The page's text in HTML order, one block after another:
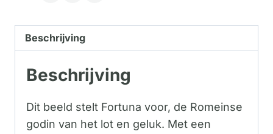
Beschrijving
Beschrijving
Dit beeld stelt Fortuna voor, de Romeinse
godin van het lot en geluk. Met een